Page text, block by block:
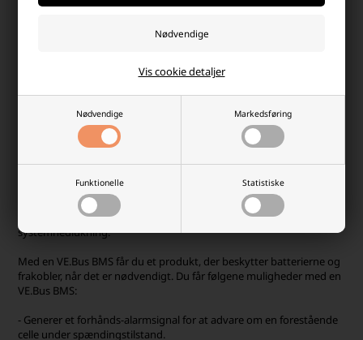
Nødvendige Markedsføring
Funktionelle Statistiske
Vis cookie detaljer
VE.Bus BMS & V2
beskytter hvert enkelt celle i ditVictron lithium batteri
- Fjernbetjente tænd/sluk-terminaler.
- Mulighed for at deaktivere VE.Direct og VE.Cansolcelleopladere
GX enhed.
- Ekstra strømindgangs- og udgangsterminaler, der gør det muligt
for en GX-enhed at forblive strømforsynet i tilfælde af
systemnedlukning.
Med en VE.Bus BMS får du et produkt, der beskytter batterierne og
frakobler, når det er nødvendigt. Du får følgene muligheder med en
VE.Bus BMS:
- Generer et forhånds-alarmsignal for at advare om en forestående
celle under spændingstilstand.